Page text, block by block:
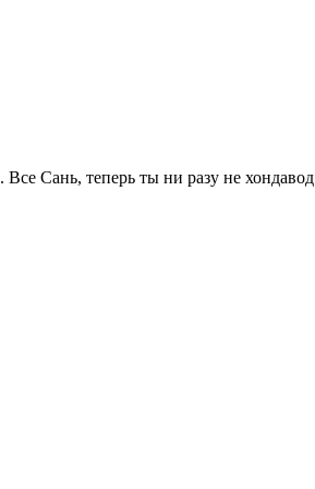
Сань, теперь ты ни разу не хондавод